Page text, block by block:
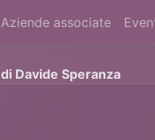
Aziende associate
Davide Speranza